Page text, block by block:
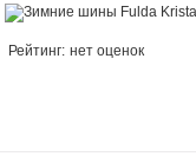
Рейтинг: нет оценок